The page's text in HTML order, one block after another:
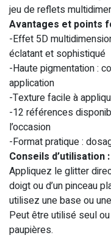
jeu de reflets
Avantages et points
-Effet 5D
éclatant et sophistiqué
-Haute pigmentation :
application
-Texture facile à
-12 références
l’occasion
-Format pratique :
Conseils d’utilisation :
Appliquez le glitter
doigt ou d’un pinceau
utilisez une base ou
Peut être utilisé seul
paupières.